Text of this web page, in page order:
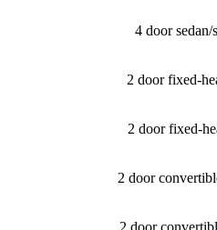
4 door
2 door fixed-
2 door fixed-
2 door
2 door